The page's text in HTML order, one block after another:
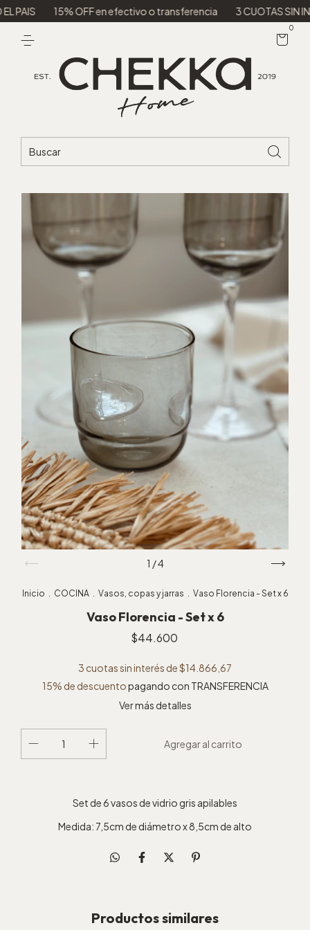
15% OFF en efectivo o transferencia 3 CUOTAS SIN INTERES
0
1 /4
Inicio . COCINA . Vasos, copas y jarras . Vaso Florencia - Set x 6
Vaso Florencia - Set x 6
$44.600
3 cuotas sin interés de$14.866,67
15% de descuentopagando con TRANSFERENCIA
Ver más detalles
Set de 6 vasos de vidrio gris apilables
Medida: 7,5cm de diámetro x 8,5cm de alto
Productos similares